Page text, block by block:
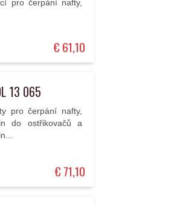
pro čerpání nafty,
€ 61,10
13 065
pro čerpání nafty,
do ostřikovačů a
€ 71,10